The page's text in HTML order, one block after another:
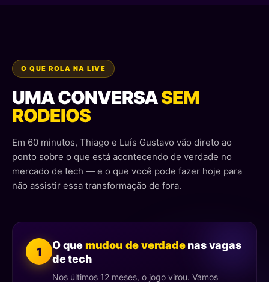
O QUE ROLA NA LIVE
UMA CONVERSASEM
RODEIOS
Em 60 minutos, Thiago e Luís Gustavo vão direto ao
ponto sobre o que está acontecendo de verdade no
mercado de tech — e o que você pode fazer hoje para
não assistir essa transformação de fora.
1 O quemudou de verdadenas vagas
de tech
Nos últimos 12 meses, o jogo virou. Vamos